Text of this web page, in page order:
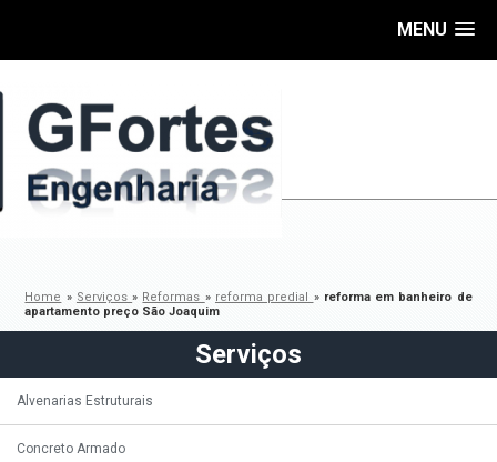
MENU
Home » Serviços» Reformas » reforma predial » reforma em banheiro de
apartamento preço São Joaquim
Serviços
Alvenarias Estruturais
Concreto Armado